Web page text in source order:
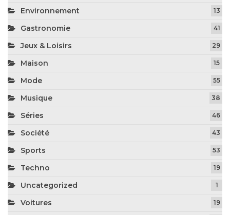
Environnement 13
Gastronomie 41
Jeux & Loisirs 29
Maison 15
Mode 55
Musique 38
Séries 46
Société 43
Sports 53
Techno 19
Uncategorized 1
Voitures 19